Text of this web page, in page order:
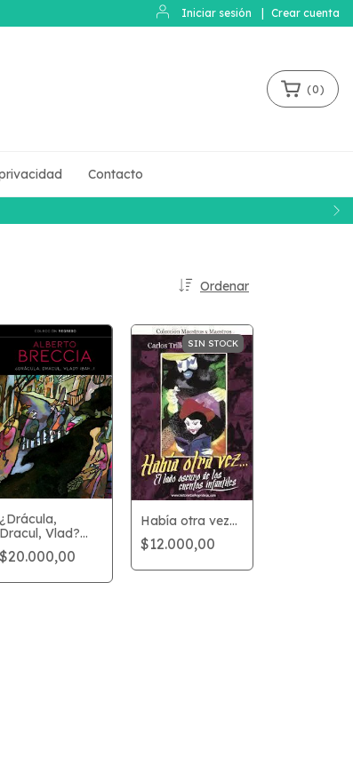
Iniciar sesión Crear cuenta
(0)
Contacto
Ordenar
¿Drácula,
Dracul, Vlad?
¡Bah...! | Autor:
Alberto Breccia
$20.000,00
SIN STOCK
Había otra vez...
$12.000,00